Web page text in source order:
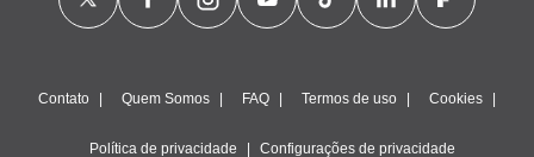
Contato Quem Somos FAQ Termos de uso Cookies
Política de privacidade Configurações de privacidade